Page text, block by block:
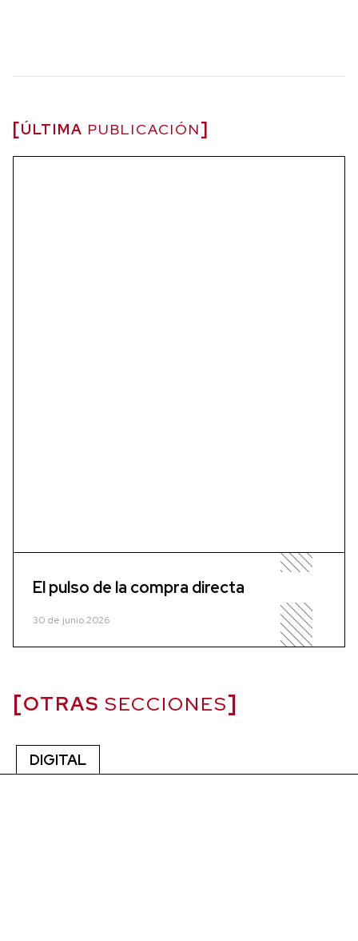
ÚLTIMA PUBLICACIÓN
El pulso de la compra directa
30 de junio 2026
OTRAS SECCIONES
DIGITAL